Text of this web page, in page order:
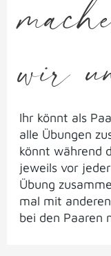
wir
Ihr könnt als
alle Übungen
könnt während
jeweils vor
Übung
mal mit
bei den Paaren